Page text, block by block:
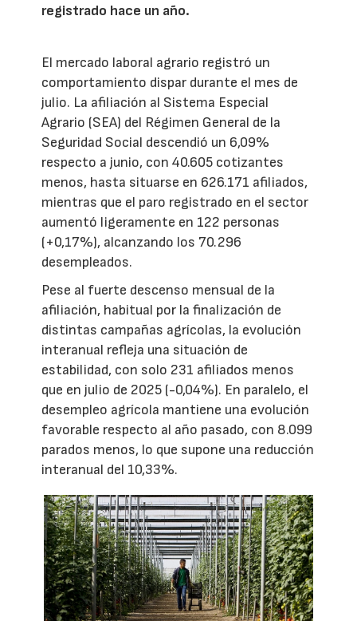
registrado hace un año.
El mercado laboral agrario registró un
comportamiento dispar durante el mes de
julio. La afiliación al Sistema Especial
Agrario (SEA) del Régimen General de la
Seguridad Social descendió un 6,09%
respecto a junio, con 40.605 cotizantes
menos, hasta situarse en 626.171 afiliados,
mientras que el paro registrado en el sector
aumentó ligeramente en 122 personas
(+0,17%), alcanzando los 70.296
desempleados.
Pese al fuerte descenso mensual de la
afiliación, habitual por la finalización de
distintas campañas agrícolas, la evolución
interanual refleja una situación de
estabilidad, con solo 231 afiliados menos
que en julio de 2025 (-0,04%). En paralelo, el
desempleo agrícola mantiene una evolución
favorable respecto al año pasado, con 8.099
parados menos, lo que supone una reducción
interanual del 10,33%.